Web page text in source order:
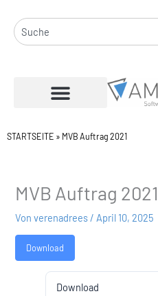
Inhalt
springen
Suche
STARTSEITE » MVB Auftrag 2021
MVB Auftrag 2021
Vonverenadrees / April 10, 2025
Download
Download